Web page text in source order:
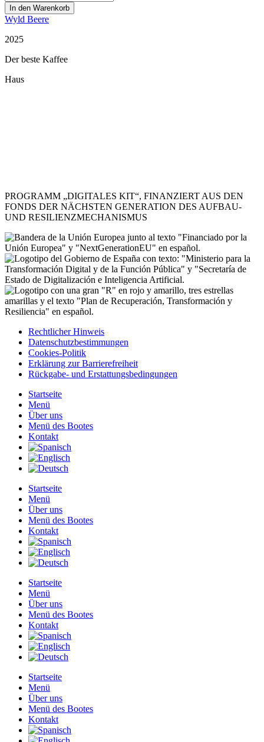
In den Warenkorb
Wyld Beere
2025
Der beste Kaffee
Haus
PROGRAMM „DIGITALES KIT“, FINANZIERT AUS DEN
FONDS DER NÄCHSTEN GENERATION DES AUFBAU-
UND RESILIENZMECHANISMUS
Rechtlicher Hinweis
Datenschutzbestimmungen
Cookies-Politik
Erklärung zur Barrierefreiheit
Rückgabe- und Erstattungsbedingungen
Startseite
Menü
Über uns
Menü des Bootes
Kontakt
Startseite
Menü
Über uns
Menü des Bootes
Kontakt
Startseite
Menü
Über uns
Menü des Bootes
Kontakt
Startseite
Menü
Über uns
Menü des Bootes
Kontakt